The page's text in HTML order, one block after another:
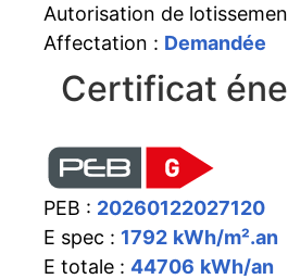
Autorisation de
Affectation : Demandée
Certificat
PEB : 20260122027120
E spec : 1792 kWh/m².an
E totale : 44706 kWh/an